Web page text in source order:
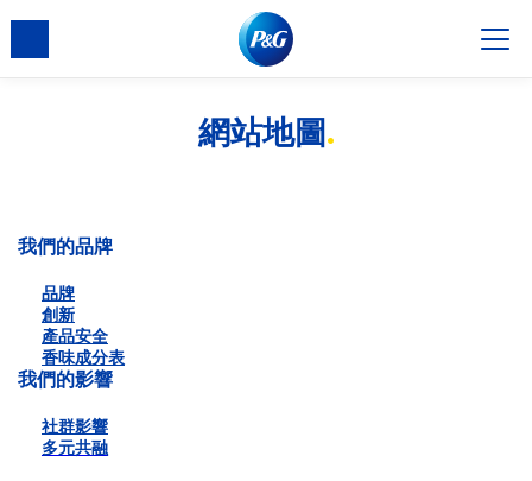
網站地圖
我們的品牌
品牌
創新
產品安全
香味成分表
我們的影響
社群影響
多元共融